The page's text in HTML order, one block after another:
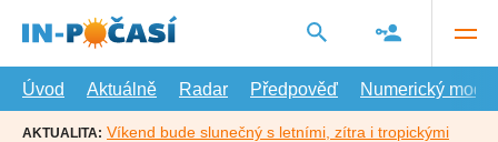
hlavní
Úvod
Aktuálně Radar Předpověď Numerický model
AKTUALITA: Víkend bude slunečný s letními, zítra i tropickými